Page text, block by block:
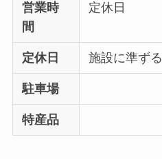
営業時
間
定休日
定休日 施設に準ずる
駐車場
特産品